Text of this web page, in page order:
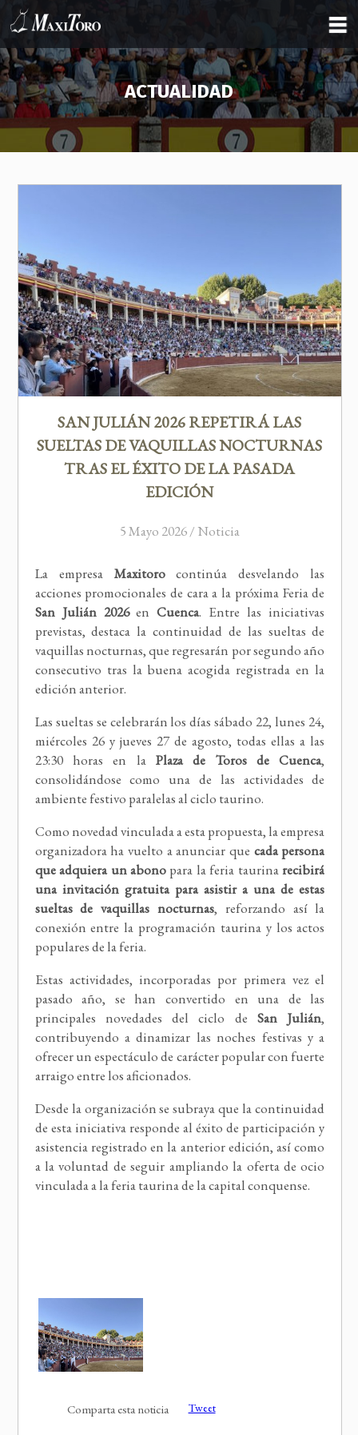
ACTUALIDAD
SAN JULIÁN 2026 REPETIRÁ LAS
SUELTAS DE VAQUILLAS NOCTURNAS
TRAS EL ÉXITO DE LA PASADA
EDICIÓN
5 Mayo 2026 / Noticia
La empresa Maxitorocontinúa desvelando las
acciones promocionales de cara a la próxima Feria de
San Julián 2026enCuenca. Entre las iniciativas
previstas, destaca la continuidad de las sueltas de
vaquillas nocturnas, que regresarán por segundo año
consecutivo tras la buena acogida registrada en la
edición anterior.
Las sueltas se celebrarán los días sábado 22, lunes 24,
miércoles 26 y jueves 27 de agosto, todas ellas a las
23:30 horas en la Plaza de Toros de Cuenca,
consolidándose como una de las actividades de
ambiente festivo paralelas al ciclo taurino.
Como novedad vinculada a esta propuesta, la empresa
organizadora ha vuelto a anunciar que cada persona
que adquiera un abono para la feria taurinarecibirá
una invitación gratuita para asistir a una de estas
sueltas de vaquillas nocturnas, reforzando así la
conexión entre la programación taurina y los actos
populares de la feria.
Estas actividades, incorporadas por primera vez el
pasado año, se han convertido en una de las
principales novedades del ciclo deSan Julián,
contribuyendo a dinamizar las noches festivas y a
ofrecer un espectáculo de carácter popular con fuerte
arraigo entre los aficionados.
Desde la organización se subraya que la continuidad
de esta iniciativa responde al éxito de participación y
asistencia registrado en la anterior edición, así como
a la voluntad de seguir ampliando la oferta de ocio
vinculada a la feria taurina de la capital conquense.
Comparta esta noticia Tweet